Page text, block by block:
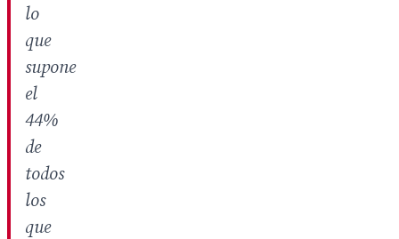
lo
que
supone
el
44%
de
todos
los
que